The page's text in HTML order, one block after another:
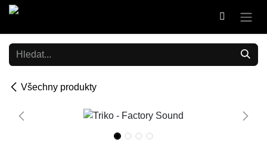
Přejít na obsah
Všechny produkty